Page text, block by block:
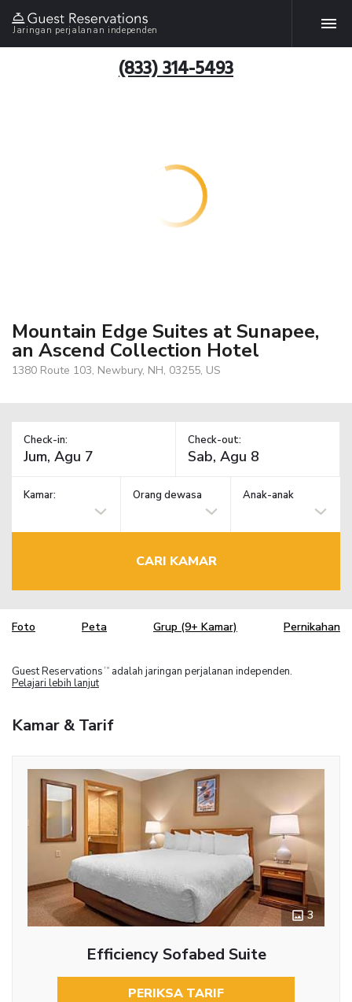
Jaringan perjalanan independen
(833) 314-5493
Mountain Edge Suites at Sunapee,
an Ascend Collection Hotel
1380 Route 103, Newbury, NH, 03255, US
Check-in: Check-out:
Kamar: Orang dewasa Anak-anak
CARI KAMAR
Foto Peta Grup (9+ Kamar) Pernikahan
Guest Reservations TM
adalah jaringan perjalanan independen.
Pelajari lebih lanjut
Kamar & Tarif
3
Efficiency Sofabed Suite
PERIKSA TARIF